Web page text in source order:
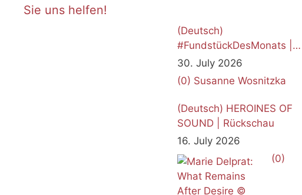
Sie uns helfen!
(Deutsch)
#FundstückDesMonats |
Juli 2026
30. July 2026
(0) Susanne Wosnitzka
(Deutsch) HEROINES OF
SOUND | Rückschau
16. July 2026
(0)